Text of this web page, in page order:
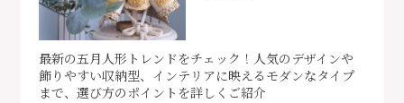
最新の五月人形トレンドをチェック！人気のデザインや
飾りやすい収納型、インテリアに映えるモダンなタイプ
まで、選び方のポイントを詳しくご紹介